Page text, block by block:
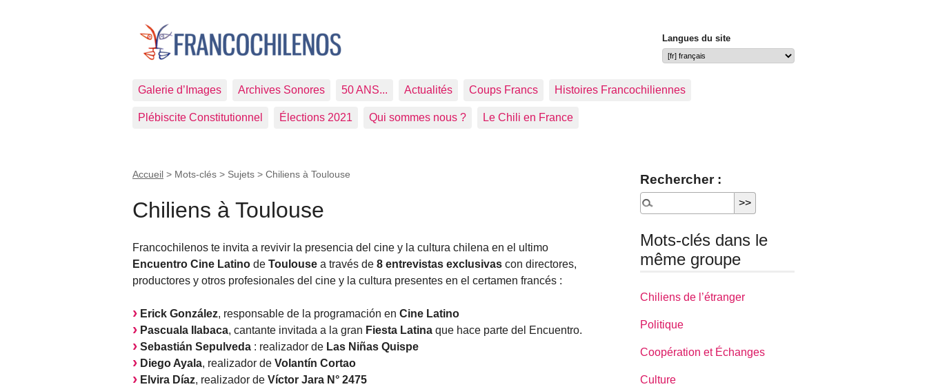
Langues du site
Galerie d’Images Archives Sonores 50 ANS... Actualités Coups Francs Histoires Francochiliennes
Plébiscite Constitutionnel Élections 2021 Qui sommes nous ? Le Chili en France
Accueil > Mots-clés > Sujets > Chiliens à Toulouse
Chiliens à Toulouse
Francochilenos te invita a revivir la presencia del cine y la cultura chilena en el ultimo
Encuentro Cine Latino de Toulouse a través de 8 entrevistas exclusivas con directores,
productores y otros profesionales del cine y la cultura presentes en el certamen francés :
Erick González, responsable de la programación en Cine Latino
Pascuala Ilabaca, cantante invitada a la gran Fiesta Latina que hace parte del Encuentro.
Sebastián Sepulveda : realizador de Las Niñas Quispe
Diego Ayala, realizador de Volantín Cortao
Elvira Díaz, realizador de Víctor Jara N° 2475
Rechercher :
Mots-clés dans le
même groupe
Chiliens de l’étranger
Politique
Coopération et Échanges
Culture